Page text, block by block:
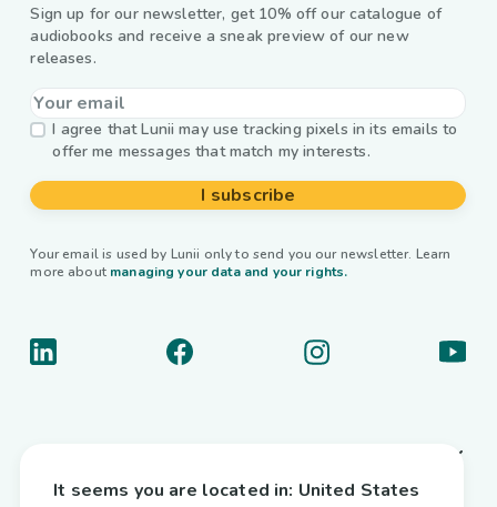
Sign up for our newsletter, get 10% off our catalogue of
audiobooks and receive a sneak preview of our new
releases.
I agree that Lunii may use tracking pixels in its emails to
offer me messages that match my interests.
I subscribe
Your email is used by Lunii only to send you our newsletter. Learn
more about managing your data and your rights.
Useful links
It seems you are located in: United States